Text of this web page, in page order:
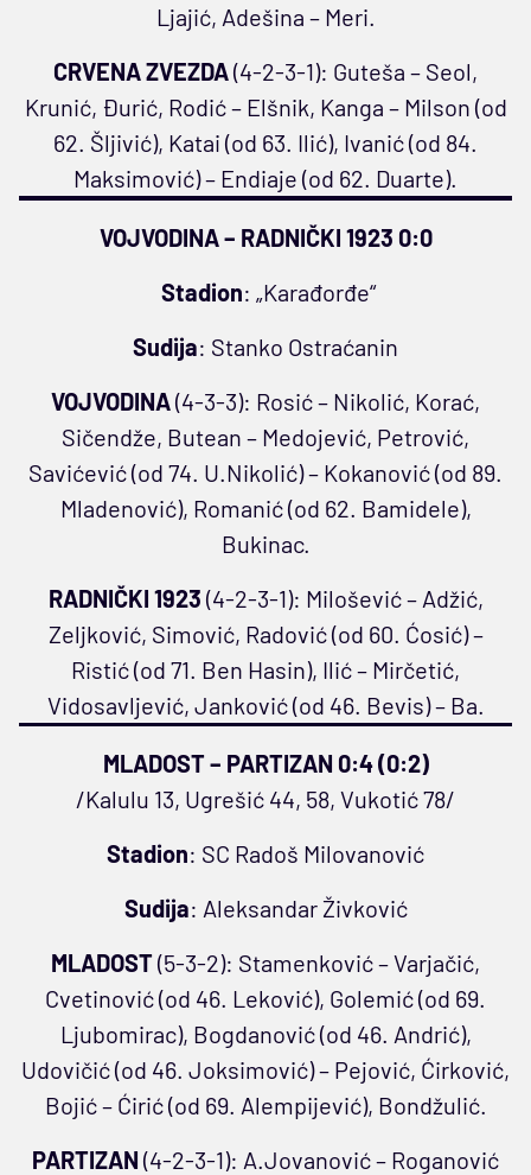
Ljajić, Adešina – Meri.
CRVENA ZVEZDA(4-2-3-1): Guteša – Seol,
Krunić, Đurić, Rodić – Elšnik, Kanga – Milson (od
62. Šljivić), Katai (od 63. Ilić), Ivanić (od 84.
Maksimović) – Endiaje (od 62. Duarte).
VOJVODINA – RADNIČKI 1923 0:0
Stadion: „Karađorđe“
Sudija: Stanko Ostraćanin
VOJVODINA(4-3-3): Rosić – Nikolić, Korać,
Sičendže, Butean – Medojević, Petrović,
Savićević (od 74. U.Nikolić) – Kokanović (od 89.
Mladenović), Romanić (od 62. Bamidele),
Bukinac.
RADNIČKI 1923 (4-2-3-1): Milošević – Adžić,
Zeljković, Simović, Radović (od 60. Ćosić) –
Ristić (od 71. Ben Hasin), Ilić – Mirčetić,
Vidosavljević, Janković (od 46. Bevis) – Ba.
MLADOST – PARTIZAN 0:4 (0:2)
/Kalulu 13, Ugrešić 44, 58, Vukotić 78/
Stadion: SC Radoš Milovanović
Sudija: Aleksandar Živković
MLADOST(5-3-2): Stamenković – Varjačić,
Cvetinović (od 46. Leković), Golemić (od 69.
Ljubomirac), Bogdanović (od 46. Andrić),
Udovičić (od 46. Joksimović) – Pejović, Ćirković,
Bojić – Ćirić (od 69. Alempijević), Bondžulić.
PARTIZAN (4-2-3-1): A.Jovanović – Roganović